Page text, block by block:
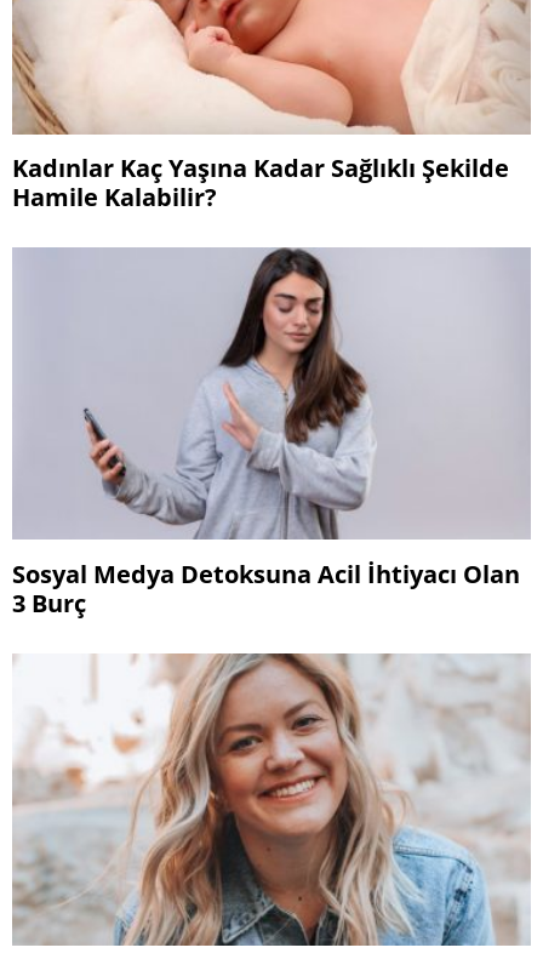
Kadınlar Kaç Yaşına Kadar Sağlıklı Şekilde
Hamile Kalabilir?
Sosyal Medya Detoksuna Acil İhtiyacı Olan
3 Burç